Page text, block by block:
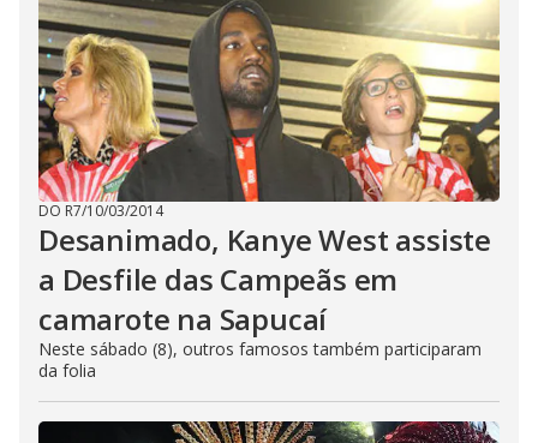
DO R7/10/03/2014
Desanimado, Kanye West assiste
a Desfile das Campeãs em
camarote na Sapucaí
Neste sábado (8), outros famosos também participaram
da folia